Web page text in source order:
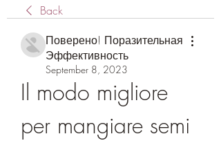
Back
Поверено! Поразительная
Эффективность
September 8, 2023
Il modo migliore
per mangiare semi